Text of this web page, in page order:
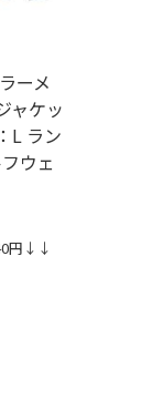
ーメ
ャケッ
L ラン
ウェ
円↓↓